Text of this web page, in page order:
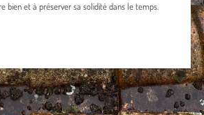
bien et à préserver sa solidité dans le temps.